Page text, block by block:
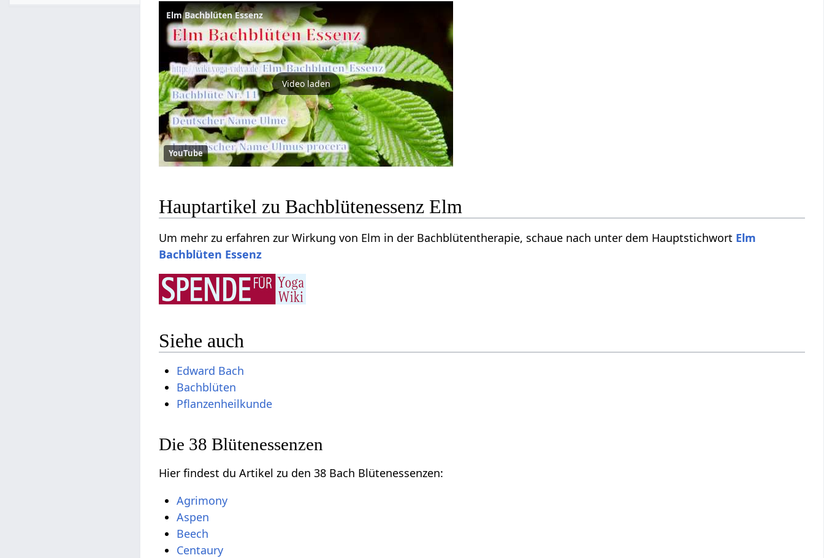
Elm Bachblüten Essenz
Video laden
YouTube
Hauptartikel zu Bachblütenessenz Elm
Um mehr zu erfahren zur Wirkung von Elm in der Bachblütentherapie, schaue nach unter dem Hauptstichwort Elm
Bachblüten Essenz
Siehe auch
Edward Bach
Bachblüten
Pflanzenheilkunde
Die 38 Blütenessenzen
Hier findest du Artikel zu den 38 Bach Blütenessenzen:
Agrimony
Aspen
Beech
Centaury